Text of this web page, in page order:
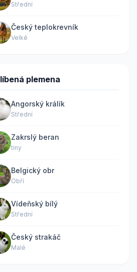
Střední
Český teplokrevník
Velké
plemena
Angorský králík
Střední
Zakrslý beran
tiny
Belgický obr
Obří
Vídeňský bílý
Střední
Český strakáč
Malé